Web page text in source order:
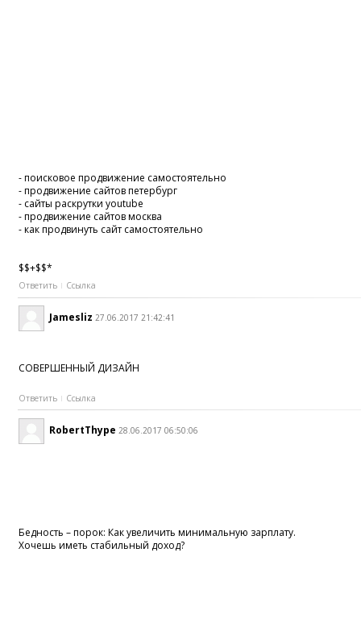
- поисковое продвижение самостоятельно
- продвижение сайтов петербург
- сайты раскрутки youtube
- продвижение сайтов москва
- как продвинуть сайт самостоятельно
$$+$$*
Ответить Ссылка
Jamesliz 27.06.2017 21:42:41
СОВЕРШЕННЫЙ ДИЗАЙН
Ответить Ссылка
RobertThype 28.06.2017 06:50:06
Бедность – порок: Как увеличить минимальную зарплату.
Хочешь иметь стабильный доход?